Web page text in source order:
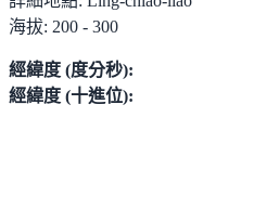
海拔: 200 - 300
經緯度 (度分秒):
經緯度 (十進位):